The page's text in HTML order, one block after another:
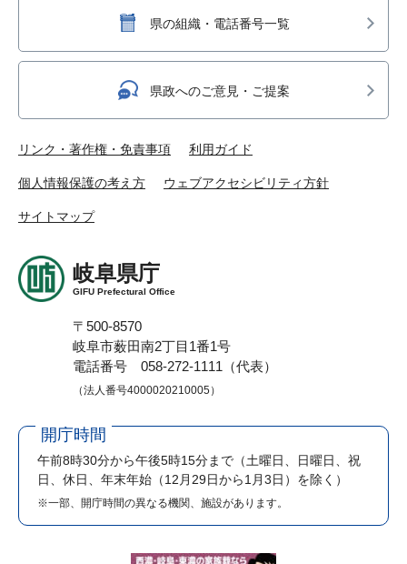
県の組織・電話番号一覧
県政へのご意見・ご提案
リンク・著作権・免責事項 利用ガイド
個人情報保護の考え方 ウェブアクセシビリティ方針
サイトマップ
岐阜県庁
GIFU Prefectural Office
〒500-8570
岐阜市薮田南2丁目1番1号
電話番号 058-272-1111（代表）
（法人番号4000020210005）
開庁時間
午前8時30分から午後5時15分まで （土曜日、日曜日、祝
日、休日、年末年始（12月29日から1月3日）を除く）
※一部、開庁時間の異なる機関、施設があります。